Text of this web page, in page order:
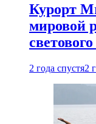
Курорт
мировой
2 года спустя2